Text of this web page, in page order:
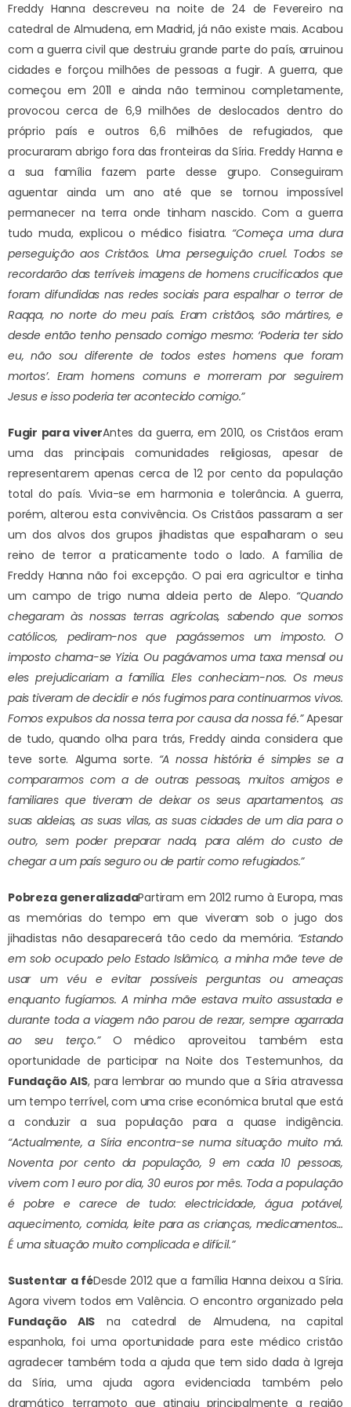
Freddy Hanna descreveu na noite de 24 de Fevereiro na
catedral de Almudena, em Madrid, já não existe mais. Acabou
com a guerra civil que destruiu grande parte do país, arruinou
cidades e forçou milhões de pessoas a fugir. A guerra, que
começou em 2011 e ainda não terminou completamente,
provocou cerca de 6,9 milhões de deslocados dentro do
próprio país e outros 6,6 milhões de refugiados, que
procuraram abrigo fora das fronteiras da Síria. Freddy Hanna e
a sua família fazem parte desse grupo. Conseguiram
aguentar ainda um ano até que se tornou impossível
permanecer na terra onde tinham nascido. Com a guerra
tudo muda, explicou o médico fisiatra. “Começa uma dura
perseguição aos Cristãos. Uma perseguição cruel. Todos se
recordarão das terríveis imagens de homens crucificados que
foram difundidas nas redes sociais para espalhar o terror de
Raqqa, no norte do meu país. Eram cristãos, são mártires, e
desde então tenho pensado comigo mesmo: ‘Poderia ter sido
eu, não sou diferente de todos estes homens que foram
mortos’. Eram homens comuns e morreram por seguirem
Jesus e isso poderia ter acontecido comigo.”
Fugir para viverAntes da guerra, em 2010, os Cristãos eram
uma das principais comunidades religiosas, apesar de
representarem apenas cerca de 12 por cento da população
total do país. Vivia-se em harmonia e tolerância. A guerra,
porém, alterou esta convivência. Os Cristãos passaram a ser
um dos alvos dos grupos jihadistas que espalharam o seu
reino de terror a praticamente todo o lado. A família de
Freddy Hanna não foi excepção. O pai era agricultor e tinha
um campo de trigo numa aldeia perto de Alepo. “Quando
chegaram às nossas terras agrícolas, sabendo que somos
católicos, pediram-nos que pagássemos um imposto. O
imposto chama-se Yizia. Ou pagávamos uma taxa mensal ou
eles prejudicariam a família. Eles conheciam-nos. Os meus
pais tiveram de decidir e nós fugimos para continuarmos vivos.
Fomos expulsos da nossa terra por causa da nossa fé.”Apesar
de tudo, quando olha para trás, Freddy ainda considera que
teve sorte. Alguma sorte. “A nossa história é simples se a
compararmos com a de outras pessoas, muitos amigos e
familiares que tiveram de deixar os seus apartamentos, as
suas aldeias, as suas vilas, as suas cidades de um dia para o
outro, sem poder preparar nada, para além do custo de
chegar a um país seguro ou de partir como refugiados.”
Pobreza generalizadaPartiram em 2012 rumo à Europa, mas
as memórias do tempo em que viveram sob o jugo dos
jihadistas não desaparecerá tão cedo da memória. “Estando
em solo ocupado pelo Estado Islâmico, a minha mãe teve de
usar um véu e evitar possíveis perguntas ou ameaças
enquanto fugíamos. A minha mãe estava muito assustada e
durante toda a viagem não parou de rezar, sempre agarrada
ao seu terço.”O médico aproveitou também esta
oportunidade de participar na Noite dos Testemunhos, da
Fundação AIS, para lembrar ao mundo que a Síria atravessa
um tempo terrível, com uma crise económica brutal que está
a conduzir a sua população para a quase indigência.
“Actualmente, a Síria encontra-se numa situação muito má.
Noventa por cento da população, 9 em cada 10 pessoas,
vivem com 1 euro por dia, 30 euros por mês. Toda a população
é pobre e carece de tudo: electricidade, água potável,
aquecimento, comida, leite para as crianças, medicamentos…
É uma situação muito complicada e difícil.”
Sustentar a féDesde 2012 que a família Hanna deixou a Síria.
Agora vivem todos em Valência. O encontro organizado pela
Fundação AIS na catedral de Almudena, na capital
espanhola, foi uma oportunidade para este médico cristão
agradecer também toda a ajuda que tem sido dada à Igreja
da Síria, uma ajuda agora evidenciada também pelo
dramático terramoto que atingiu principalmente a região